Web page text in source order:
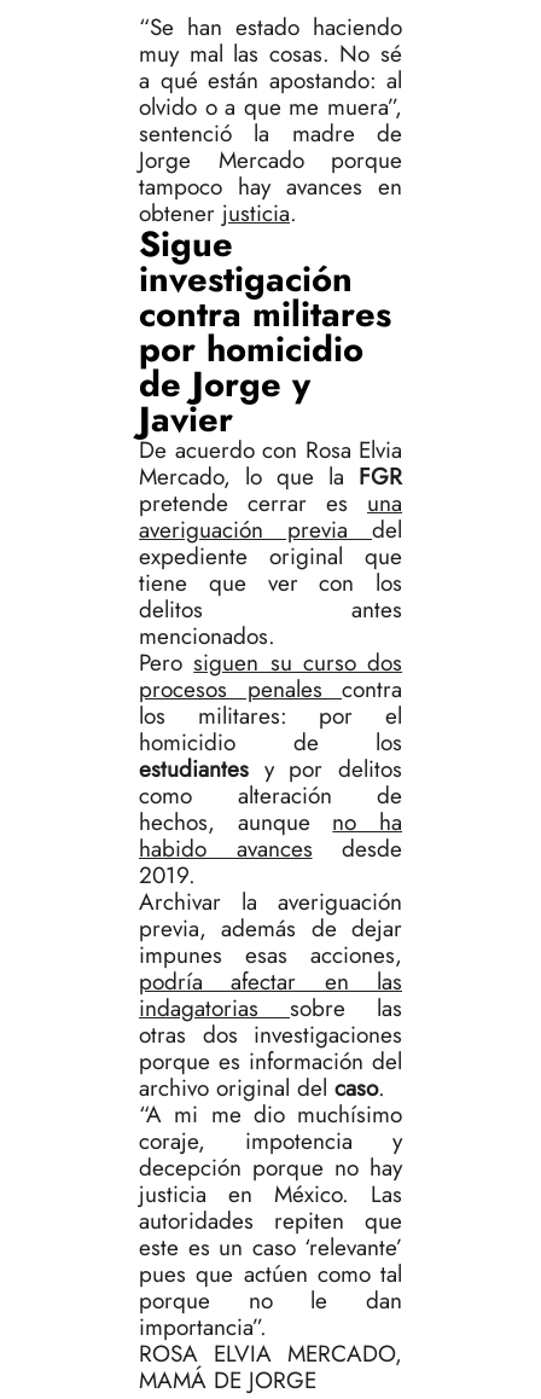
“Se han estado haciendo
muy mal las cosas. No sé
a qué están apostando: al
olvido o a que me muera”,
sentenció la madre de
Jorge Mercado porque
tampoco hay avances en
obtener justicia.
Sigue
investigación
contra militares
por homicidio
de Jorge y
Javier
De acuerdo con Rosa Elvia
Mercado, lo que la FGR
pretende cerrar es una
averiguación previa del
expediente original que
tiene que ver con los
delitos antes
mencionados.
Perosiguen su curso dos
procesos penales contra
los militares: por el
homicidio de los
estudiantes y por delitos
como alteración de
hechos, aunque no ha
habido avances desde
2019.
Archivar la averiguación
previa, además de dejar
impunes esas acciones,
podría afectar en las
indagatorias sobre las
otras dos investigaciones
porque es información del
archivo original del caso.
“A mi me dio muchísimo
coraje, impotencia y
decepción porque no hay
justicia en México. Las
autoridades repiten que
este es un caso ‘relevante’
pues que actúen como tal
porque no le dan
importancia”.
ROSA ELVIA MERCADO,
MAMÁ DE JORGE